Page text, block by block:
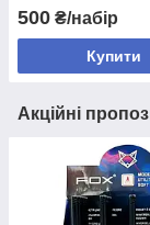
500 ₴/набір
Купити
Акційні